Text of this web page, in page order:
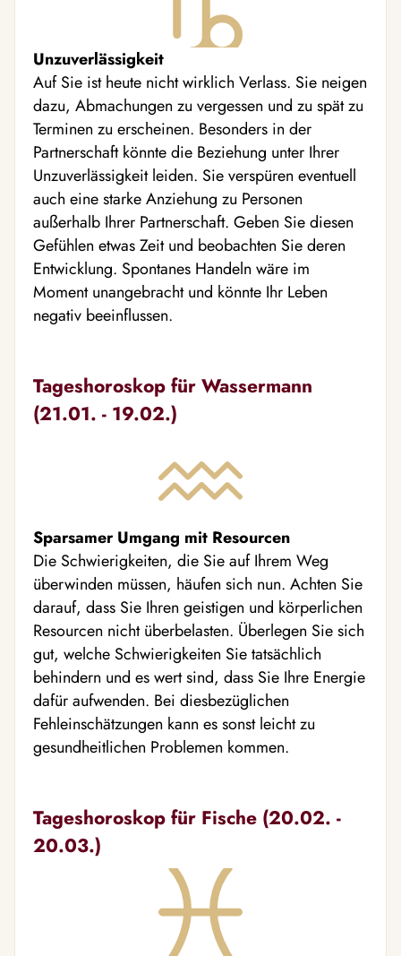
Unzuverlässigkeit
Auf Sie ist heute nicht wirklich Verlass. Sie neigen
dazu, Abmachungen zu vergessen und zu spät zu
Terminen zu erscheinen. Besonders in der
Partnerschaft könnte die Beziehung unter Ihrer
Unzuverlässigkeit leiden. Sie verspüren eventuell
auch eine starke Anziehung zu Personen
außerhalb Ihrer Partnerschaft. Geben Sie diesen
Gefühlen etwas Zeit und beobachten Sie deren
Entwicklung. Spontanes Handeln wäre im
Moment unangebracht und könnte Ihr Leben
negativ beeinflussen.
Tageshoroskop für Wassermann
(21.01. - 19.02.)
Sparsamer Umgang mit Resourcen
Die Schwierigkeiten, die Sie auf Ihrem Weg
überwinden müssen, häufen sich nun. Achten Sie
darauf, dass Sie Ihren geistigen und körperlichen
Resourcen nicht überbelasten. Überlegen Sie sich
gut, welche Schwierigkeiten Sie tatsächlich
behindern und es wert sind, dass Sie Ihre Energie
dafür aufwenden. Bei diesbezüglichen
Fehleinschätzungen kann es sonst leicht zu
gesundheitlichen Problemen kommen.
Tageshoroskop für Fische (20.02. -
20.03.)